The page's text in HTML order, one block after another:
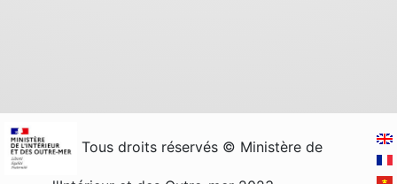
Tous droits réservés © Ministère de